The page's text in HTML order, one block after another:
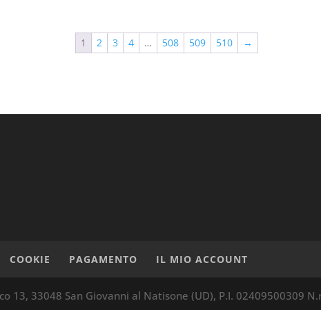
1 2 3 4 … 508 509 510 →
COOKIE PAGAMENTO IL MIO ACCOUNT
13, 33048 San Giovanni al Natisone (UD), P.I. 02409500309